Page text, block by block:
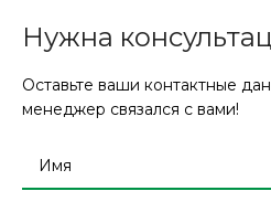
Нужна
Оставьте ваши контактные
менеджер связался с вами!